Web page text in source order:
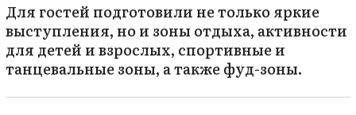
Для гостей подготовили не только яркие
выступления, но и зоны отдыха, активности
для детей и взрослых, спортивные и
танцевальные зоны, а также фуд-зоны.